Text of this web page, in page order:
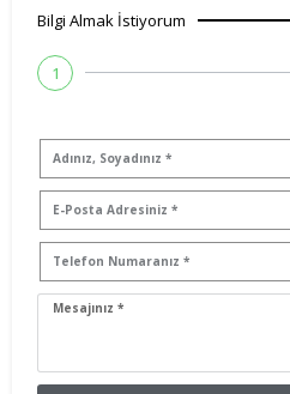
Bilgi Almak İstiyorum
1